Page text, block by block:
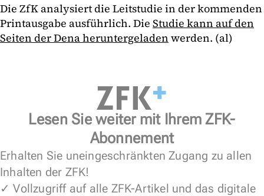
Die ZfK analysiert die Leitstudie in der kommenden
Printausgabe ausführlich. Die Studie kann auf den
Seiten der Dena heruntergeladen werden. (al)
Lesen Sie weiter mit Ihrem ZFK-
Abonnement
Erhalten Sie uneingeschränkten Zugang zu allen
Inhalten der ZFK!
✓ Vollzugriff auf alle ZFK-Artikel und das digitale